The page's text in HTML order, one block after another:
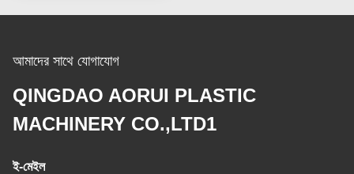
আমাদের সাথে যোগাযোগ
QINGDAO AORUI PLASTIC
MACHINERY CO.,LTD1
ই-মেইল